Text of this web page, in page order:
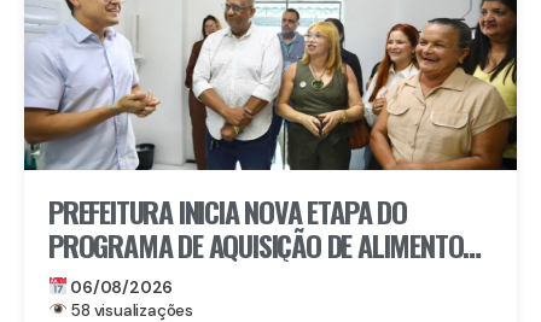
PREFEITURA INICIA NOVA ETAPA DO
PROGRAMA DE AQUISIÇÃO DE ALIMENTOS E
ANUNCIA CRIAÇÃO DO PAA RECIFE
06/08/2026
58 visualizações